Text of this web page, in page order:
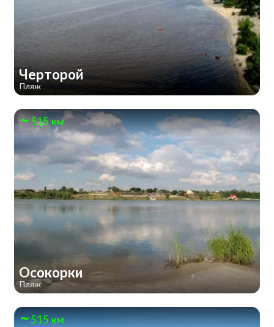
Черторой
Пляж
515 км
Осокорки
Пляж
515 км